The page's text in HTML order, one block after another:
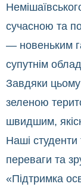
сучасною та
— новеньким
супутнім
​Завдяки
зеленою
швидшим,
Наші студенти
переваги та
​«Підтримка